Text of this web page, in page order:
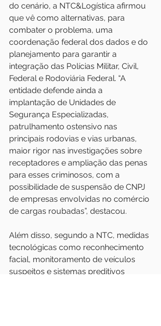
do cenário, a NTC&Logística afirmou
que vê como alternativas, para
combater o problema, uma
coordenação federal dos dados e do
planejamento para garantir a
integração das Polícias Militar, Civil,
Federal e Rodoviária Federal. “A
entidade defende ainda a
implantação de Unidades de
Segurança Especializadas,
patrulhamento ostensivo nas
principais rodovias e vias urbanas,
maior rigor nas investigações sobre
receptadores e ampliação das penas
para esses criminosos, com a
possibilidade de suspensão de CNPJ
de empresas envolvidas no comércio
de cargas roubadas”, destacou.
Além disso, segundo a NTC, medidas
tecnológicas como reconhecimento
facial, monitoramento de veículos
suspeitos e sistemas preditivos